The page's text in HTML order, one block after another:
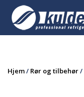
content
Hjem/ Rør og tilbehør/